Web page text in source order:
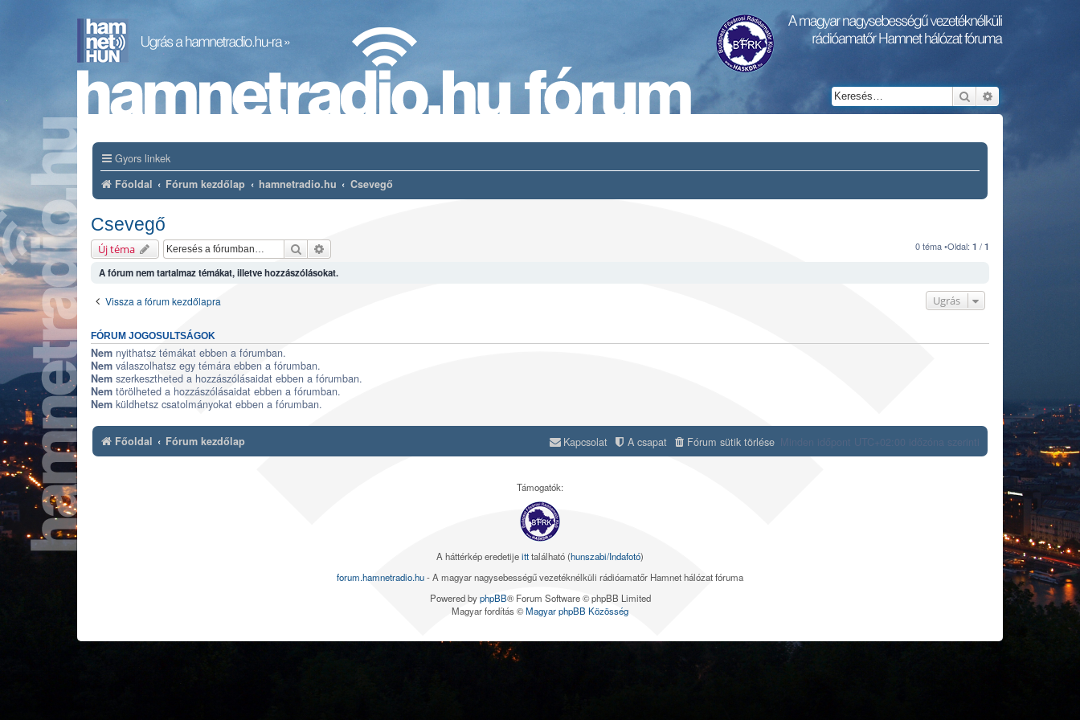
Keresés
Gyors linkek
Főoldal Fórum kezdőlap hamnetradio.hu Csevegő
Csevegő
Új téma Keresés 0 téma •Oldal: 1 / 1
A fórum nem tartalmaz témákat, illetve hozzászólásokat.
Vissza a fórum kezdőlapra Ugrás
FÓRUM JOGOSULTSÁGOK
Nem nyithatsz témákat ebben a fórumban.
Nem válaszolhatsz egy témára ebben a fórumban.
Nem szerkesztheted a hozzászólásaidat ebben a fórumban.
Nem törölheted a hozzászólásaidat ebben a fórumban.
Nem küldhetsz csatolmányokat ebben a fórumban.
Főoldal Fórum kezdőlap Minden időpont UTC+02:00 időzóna szerinti
Fórum sütik törlése
A csapat
Kapcsolat
Támogatók:
A háttérkép eredetijeitttalálható (hunszabi/Indafotó)
forum.hamnetradio.hu- A magyar nagysebességű vezetéknélküli rádióamatőr Hamnet hálózat fóruma
Powered byphpBB® Forum Software © phpBB Limited
Magyar fordítás ©Magyar phpBB Közösség